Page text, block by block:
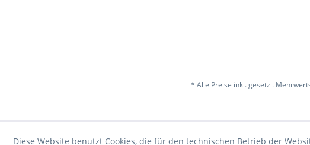
* Alle Preise inkl. gesetzl.
Diese Website benutzt Cookies, die für den technischen Betrieb der